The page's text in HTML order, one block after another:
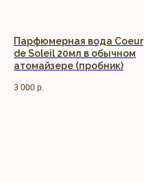
Парфюмерная вода Coeur
de Soleil 20мл в обычном
атомайзере (пробник)
3 000 р.